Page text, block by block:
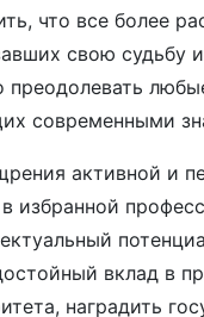
что все более
свою судьбу
преодолевать
современными
активной и
избранной
вклад в
наградить